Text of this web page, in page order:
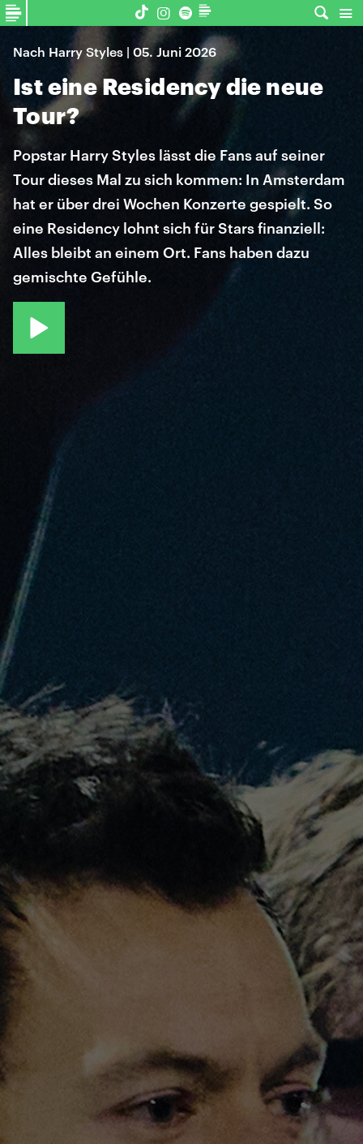
Nach Harry Styles | 05. Juni 2026
Ist eine Residency die neue
Tour?
Popstar Harry Styles lässt die Fans auf seiner
Tour dieses Mal zu sich kommen: In Amsterdam
hat er über drei Wochen Konzerte gespielt. So
eine Residency lohnt sich für Stars finanziell:
Alles bleibt an einem Ort. Fans haben dazu
gemischte Gefühle.